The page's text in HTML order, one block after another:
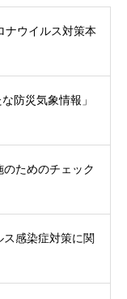
ナウイルス対策本
防災気象情報」
ためのチェック
ス感染症対策に関